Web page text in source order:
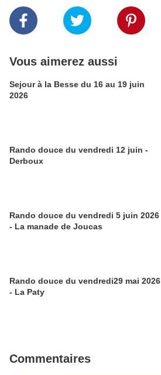
Vous aimerez aussi
Sejour à la Besse du 16 au 19 juin
2026
Rando douce du vendredi 12 juin -
Derboux
Rando douce du vendredi 5 juin 2026
- La manade de Joucas
Rando douce du vendredi29 mai 2026
- La Paty
Commentaires